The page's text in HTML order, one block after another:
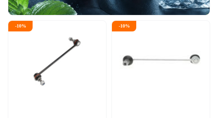
-10% -10%